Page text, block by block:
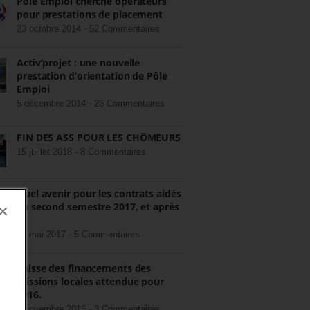
pour prestations de placement
23 octobre 2014 - 52 Commentaires
Activ’projet : une nouvelle
prestation d’orientation de Pôle
Emploi
5 décembre 2014 - 26 Commentaires
FIN DES ASS POUR LES CHÔMEURS
15 juillet 2018 - 8 Commentaires
Quel avenir pour les contrats aidés
au second semestre 2017, et après
22 mai 2017 - 5 Commentaires
Baisse des financements des
missions locales attendue pour
2016.